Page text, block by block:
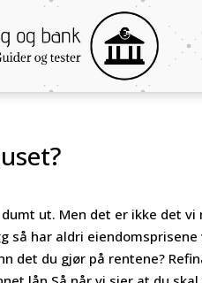
ut. Men det er ikke det
så har aldri
det du gjør på rentene?